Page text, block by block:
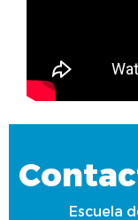
Escuela